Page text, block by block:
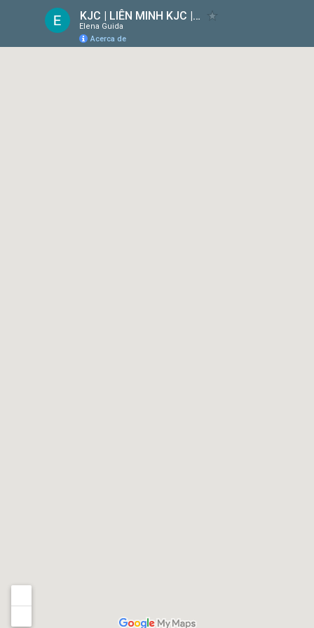
KJC | LIÊN MINH KJC | MỖI BƯỚC ĐI - MỖI Ý TƯỞNG
Elena Guida
Acerca de